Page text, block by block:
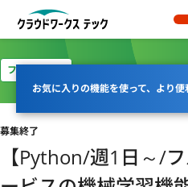
お気に入りの機能を使って、より便
フルリモート
募集終了
【Python/週1日～/